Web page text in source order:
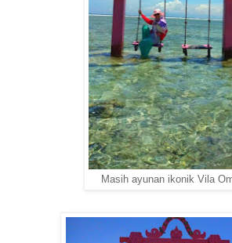
Masih ayunan ikonik Vila